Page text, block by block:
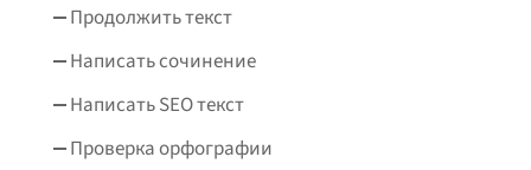
Продолжить текст
Написать сочинение
Написать SEO текст
Проверка орфографии